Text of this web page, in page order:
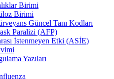
Birimi
Birimi
Güncel Tanı Kodları
Paralizi (AFP)
İstenmeyen Etki (ASİE)
Yazıları